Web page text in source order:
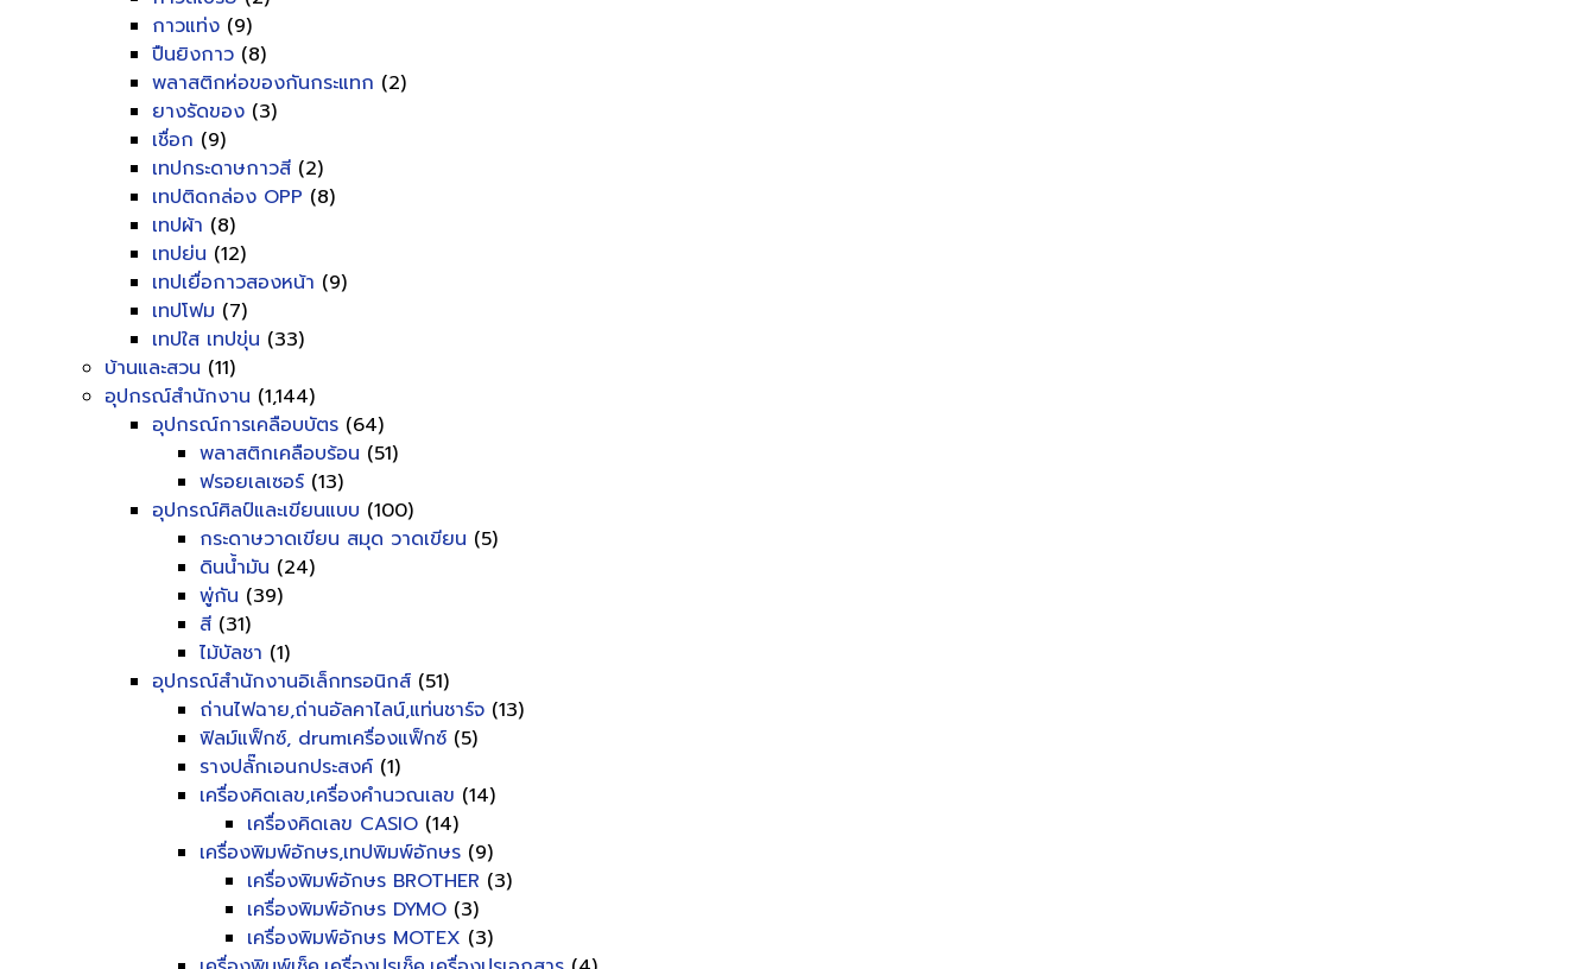
กาวแท่ง (9)
ปืนยิงกาว (8)
พลาสติกห่อของกันกระแทก (2)
ยางรัดของ (3)
เชื่อก (9)
เทปกระดาษกาวสี (2)
เทปติดกล่อง OPP (8)
เทปผ้า (8)
เทปย่น (12)
เทปเยื่อกาวสองหน้า (9)
เทปโฟม (7)
เทปใส เทปขุ่น (33)
บ้านและสวน (11)
อุปกรณ์สำนักงาน (1,144)
อุปกรณ์การเคลือบบัตร (64)
พลาสติกเคลือบร้อน (51)
ฟรอยเลเซอร์ (13)
อุปกรณ์ศิลป์และเขียนแบบ (100)
กระดาษวาดเขียน สมุด วาดเขียน (5)
ดินน้ำมัน (24)
พู่กัน (39)
สี (31)
ไม้บัลชา (1)
อุปกรณ์สำนักงานอิเล็กทรอนิกส์ (51)
ถ่านไฟฉาย,ถ่านอัลคาไลน์,แท่นชาร์จ (13)
ฟิลม์แฟ็กซ์, drumเครื่องแฟ็กซ์ (5)
รางปลั๊กเอนกประสงค์ (1)
เครื่องคิดเลข,เครื่องคำนวณเลข (14)
เครื่องคิดเลข CASIO (14)
เครื่องพิมพ์อักษร,เทปพิมพ์อักษร (9)
เครื่องพิมพ์อักษร BROTHER (3)
เครื่องพิมพ์อักษร DYMO (3)
เครื่องพิมพ์อักษร MOTEX (3)